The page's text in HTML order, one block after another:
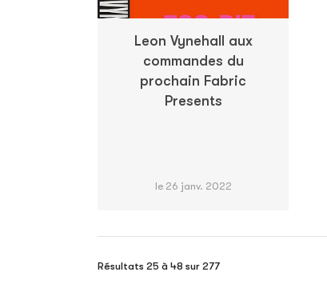
Leon Vynehall aux
commandes du
prochain Fabric
Presents
le 26 janv. 2022
Résultats 25 à 48 sur 277